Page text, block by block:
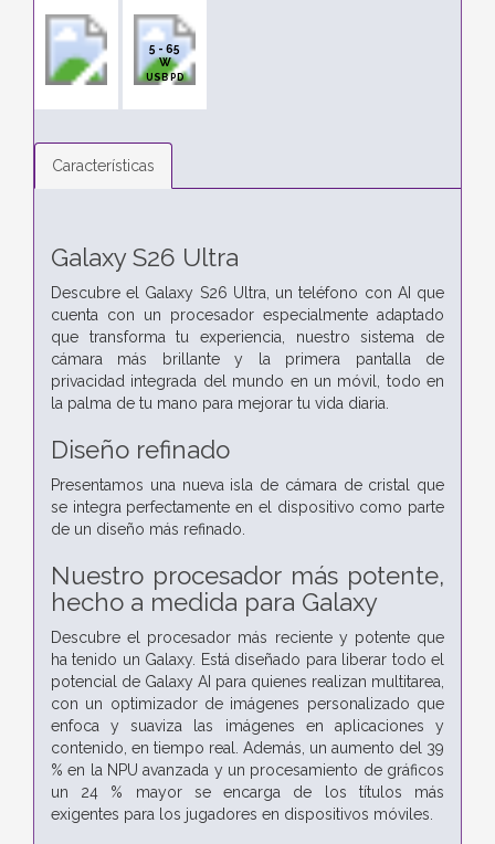
5 - 65
W
USB PD
Características
Galaxy S26 Ultra
Descubre el Galaxy S26 Ultra, un teléfono con AI que
cuenta con un procesador especialmente adaptado
que transforma tu experiencia, nuestro sistema de
cámara más brillante y la primera pantalla de
privacidad integrada del mundo en un móvil, todo en
la palma de tu mano para mejorar tu vida diaria.
Diseño refinado
Presentamos una nueva isla de cámara de cristal que
se integra perfectamente en el dispositivo como parte
de un diseño más refinado.
Nuestro procesador más potente,
hecho a medida para Galaxy
Descubre el procesador más reciente y potente que
ha tenido un Galaxy. Está diseñado para liberar todo el
potencial de Galaxy AI para quienes realizan multitarea,
con un optimizador de imágenes personalizado que
enfoca y suaviza las imágenes en aplicaciones y
contenido, en tiempo real. Además, un aumento del 39
% en la NPU avanzada y un procesamiento de gráficos
un 24 % mayor se encarga de los títulos más
exigentes para los jugadores en dispositivos móviles.